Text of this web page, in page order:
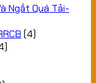
Ngắt Quá Tải-
(4)